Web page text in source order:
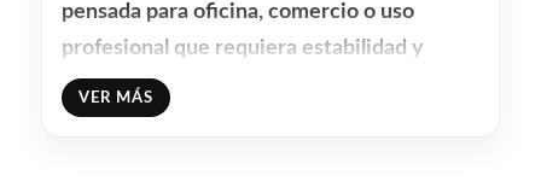
pensada para oficina, comercio o uso
profesional que requiera estabilidad y
buena velocidad de respuesta.
VER MÁS